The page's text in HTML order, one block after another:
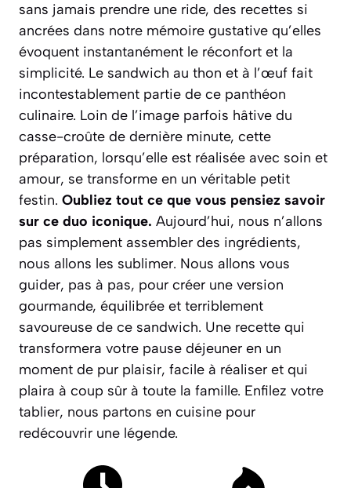
sans jamais prendre une ride, des recettes si
ancrées dans notre mémoire gustative qu’elles
évoquent instantanément le réconfort et la
simplicité. Le sandwich au thon et à l’œuf fait
incontestablement partie de ce panthéon
culinaire. Loin de l’image parfois hâtive du
casse-croûte de dernière minute, cette
préparation, lorsqu’elle est réalisée avec soin et
amour, se transforme en un véritable petit
festin. Oubliez tout ce que vous pensiez savoir
sur ce duo iconique. Aujourd’hui, nous n’allons
pas simplement assembler des ingrédients,
nous allons les sublimer. Nous allons vous
guider, pas à pas, pour créer une version
gourmande, équilibrée et terriblement
savoureuse de ce sandwich. Une recette qui
transformera votre pause déjeuner en un
moment de pur plaisir, facile à réaliser et qui
plaira à coup sûr à toute la famille. Enfilez votre
tablier, nous partons en cuisine pour
redécouvrir une légende.